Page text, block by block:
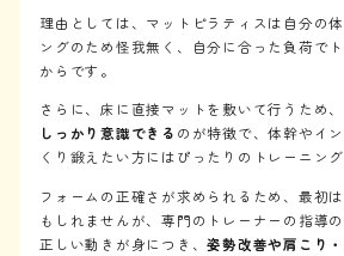
理由としては、マットピラティスは自分の
ングのため怪我無く、自分に合った負荷で
からです。
さらに、床に直接マットを敷いて行うため、
しっかり意識できる のが特徴で、体幹やイ
くり鍛えたい方にはぴったりのトレーニング
フォームの正確さが求められるため、最初
もしれませんが、専門のトレーナーの指導
正しい動きが身につき、姿勢改善や肩こり